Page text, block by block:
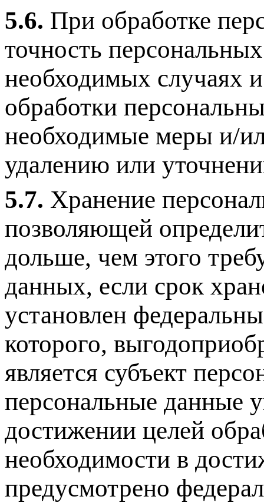
5.6. При обработке
точность
необходимых случаях
обработки
необходимые меры и/
удалению или
5.7. Хранение
позволяющей
дольше, чем этого
данных, если срок
установлен
которого,
является субъект
персональные данные
достижении целей
необходимости в
предусмотрено